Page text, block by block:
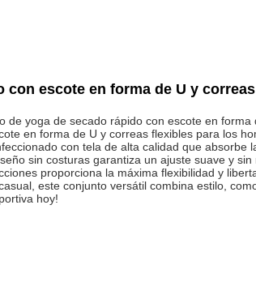
escote en forma de U y
de yoga de secado rápido con escote en forma
en forma de U y correas flexibles para los
con tela de alta calidad que absorbe
sin costuras garantiza un ajuste suave y sin
proporciona la máxima flexibilidad y
este conjunto versátil combina estilo,
hoy!